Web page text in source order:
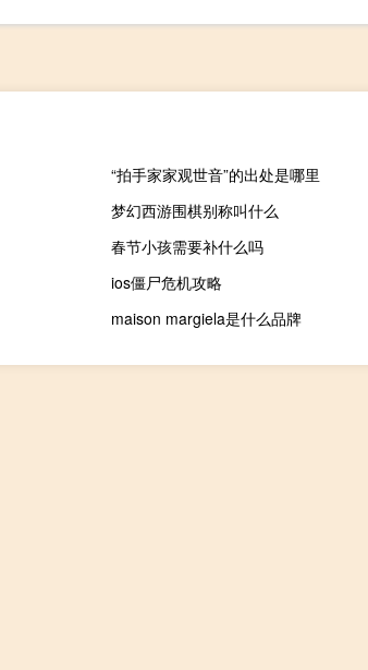
“拍手家家观世音”的出处是哪里
梦幻西游围棋别称叫什么
春节小孩需要补什么吗
ios僵尸危机攻略
maison margiela是什么品牌